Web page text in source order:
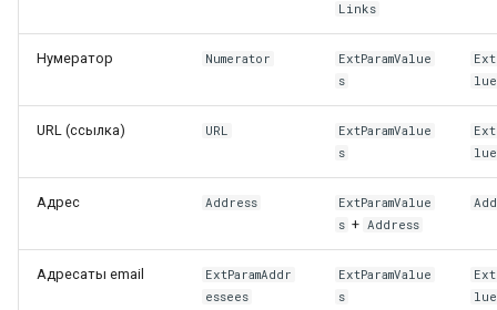
Links
Нумератор Numerator
ExtParamValue
s
lue
URL (ссылка) URL
ExtParamValue
s
lue
Адрес Address
ExtParamValue
s + Address
Адресаты email
ExtParamAddr
essees
ExtParamValue
s
lue